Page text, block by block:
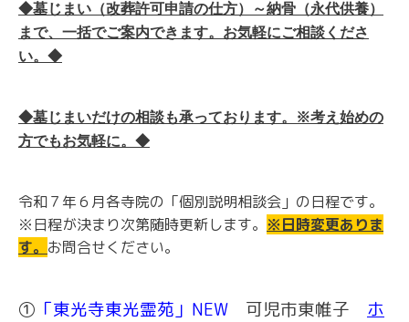
◆墓じまい（改葬許可申請の仕方）～納骨（永代供養）
まで、一括でご案内できます。お気軽にご相談くださ
い。◆
◆墓じまいだけの相談も承っております。※考え始めの
方でもお気軽に。◆
令和７年６月各寺院の「個別説明相談会」の日程です。
※日程が決まり次第随時更新します。 ※日時変更ありま
す。 お問合せください。
① 「東光寺東光霊苑」NEW 可児市東帷子 ホ